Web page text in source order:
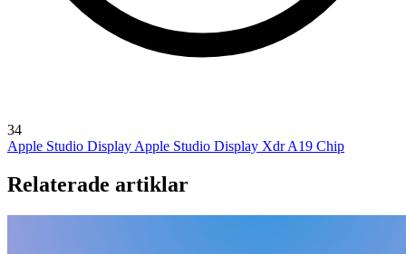
34
Apple Studio Display Apple Studio Display XdrA19 Chip
Relaterade artiklar